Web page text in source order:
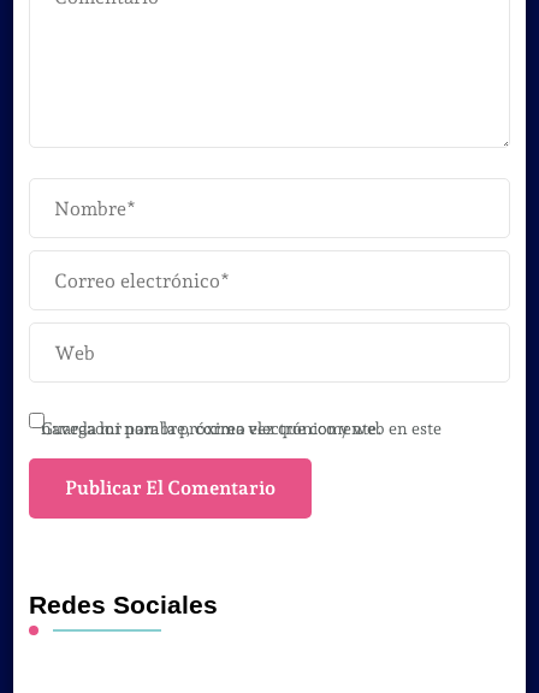
Guarda mi nombre, correo electrónico y web en este navegador para la próxima vez que comente.
Redes Sociales